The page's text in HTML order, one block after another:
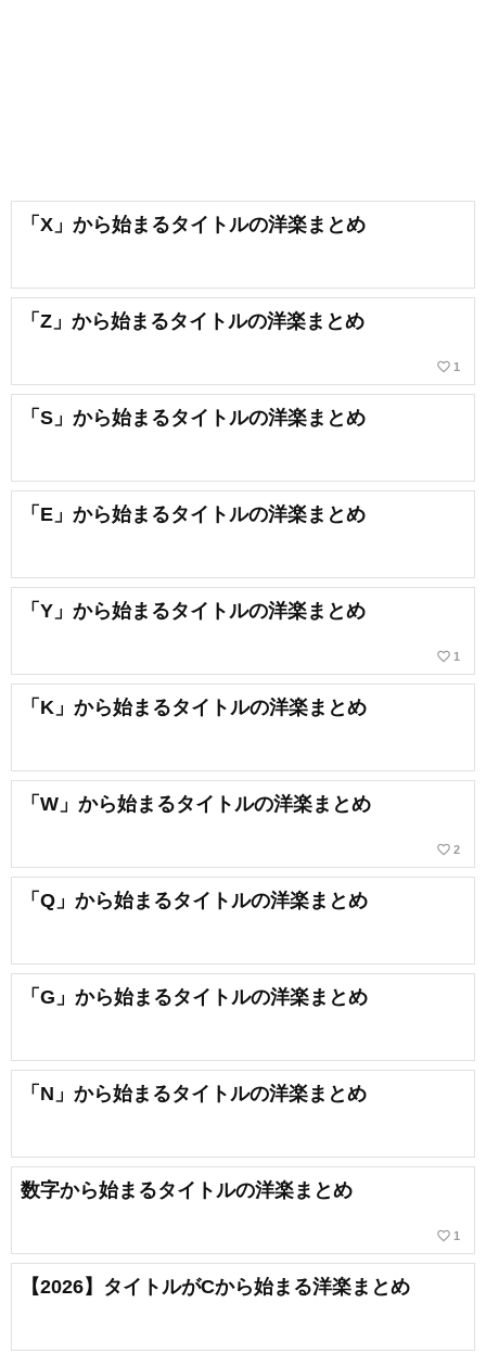
「X」から始まるタイトルの洋楽まとめ
「Z」から始まるタイトルの洋楽まとめ
favorite_border 1
「S」から始まるタイトルの洋楽まとめ
「E」から始まるタイトルの洋楽まとめ
「Y」から始まるタイトルの洋楽まとめ
favorite_border 1
「K」から始まるタイトルの洋楽まとめ
「W」から始まるタイトルの洋楽まとめ
favorite_border 2
「Q」から始まるタイトルの洋楽まとめ
「G」から始まるタイトルの洋楽まとめ
「N」から始まるタイトルの洋楽まとめ
数字から始まるタイトルの洋楽まとめ
favorite_border 1
【2026】タイトルがCから始まる洋楽まとめ